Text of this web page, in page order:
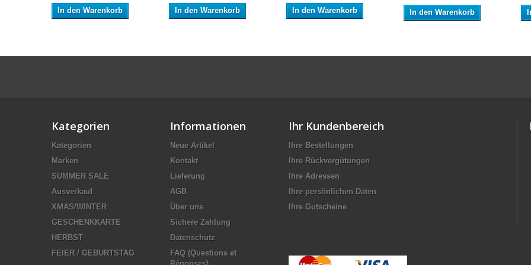
In den Warenkorb In den Warenkorb In den Warenkorb In den Warenkorb
Kategorien
Kategorien
Marken
SUMMER SALE
Ausverkauf
XMAS/WINTER
GESCHENKKARTE
HERBST
FEIER / GEBURTSTAG
Informationen
Neue Artikel
Kontakt
Lieferung
AGB
Über uns
Sichere Zahlung
Datenschutz
FAQ (Questions et
Ihr Kundenbereich
Ihre Bestellungen
Ihre Rückvergütungen
Ihre Adressen
Ihre persönlichen Daten
Ihre Gutscheine